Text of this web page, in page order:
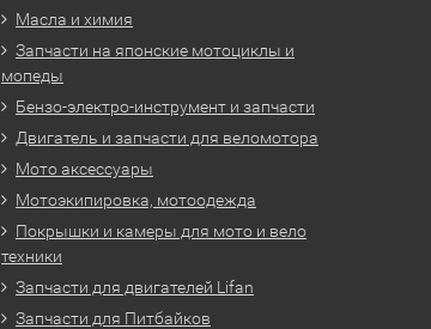
Масла и химия
Запчасти на японские мотоциклы и
мопеды
Бензо-электро-инструмент и запчасти
Двигатель и запчасти для веломотора
Мото аксессуары
Мотоэкипировка, мотоодежда
Покрышки и камеры для мото и вело
техники
Запчасти для двигателей Lifan
Запчасти для Питбайков